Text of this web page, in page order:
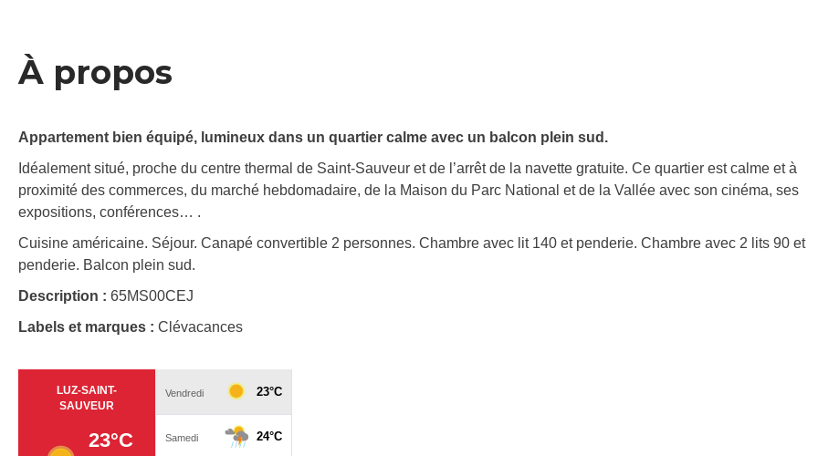
À propos
Appartement bien équipé, lumineux dans un quartier calme avec un balcon plein sud.
Idéalement situé, proche du centre thermal de Saint-Sauveur et de l’arrêt de la navette gratuite. Ce quartier est calme et à
proximité des commerces, du marché hebdomadaire, de la Maison du Parc National et de la Vallée avec son cinéma, ses
expositions, conférences… .
Cuisine américaine. Séjour. Canapé convertible 2 personnes. Chambre avec lit 140 et penderie. Chambre avec 2 lits 90 et
penderie. Balcon plein sud.
Description : 65MS00CEJ
Labels et marques : Clévacances